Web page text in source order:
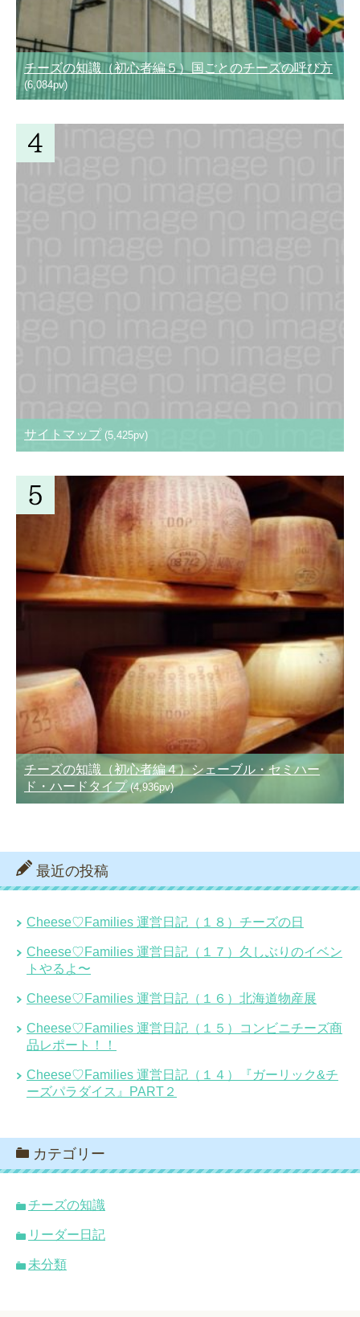
チーズの知識（初心者編５）国ごとのチーズの呼び方
(6,084pv)
サイトマップ (5,425pv)
チーズの知識（初心者編４）シェーブル・セミハー
ド・ハードタイプ(4,936pv)
最近の投稿
Cheese♡Families 運営日記（１８）チーズの日
Cheese♡Families 運営日記（１７）久しぶりのイベン
トやるよ〜
Cheese♡Families 運営日記（１６）北海道物産展
Cheese♡Families 運営日記（１５）コンビニチーズ商
品レポート！！
Cheese♡Families 運営日記（１４）『ガーリック&チ
ーズパラダイス』PART２
カテゴリー
チーズの知識
リーダー日記
未分類